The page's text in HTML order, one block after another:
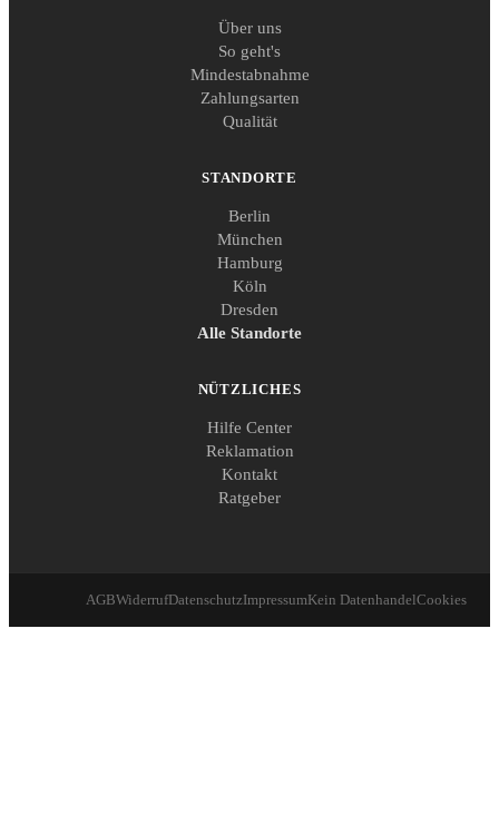
Über uns
So geht's
Mindestabnahme
Zahlungsarten
Qualität
STANDORTE
Berlin
München
Hamburg
Köln
Dresden
Alle Standorte
NÜTZLICHES
Hilfe Center
Reklamation
Kontakt
Ratgeber
AGBWiderrufDatenschutzImpressumKein DatenhandelCookies